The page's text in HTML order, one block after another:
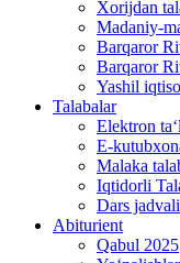
Xorijdan
Madaniy-
Barqaror
Barqaror
Yashil
Talabalar
Elektron
E-
Malaka
Iqtidorli
Dars jadvali
Abiturient
Qabul 2025